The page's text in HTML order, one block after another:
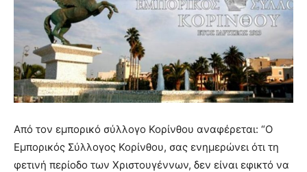
Από τον εμπορικό σύλλογο Κορίνθου αναφέρεται: “Ο
Εμπορικός Σύλλογος Κορίνθου, σας ενημερώνει ότι τη
φετινή περίοδο των Χριστουγέννων, δεν είναι εφικτό να